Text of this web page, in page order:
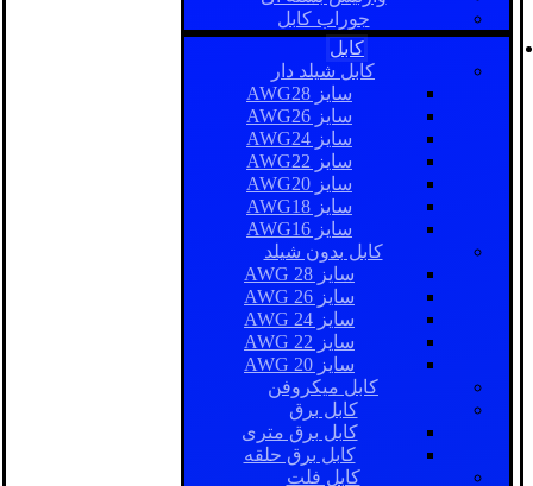
جوراب کابل
کابل
کابل شیلد دار
سایز AWG28
سایز AWG26
سایز AWG24
سایز AWG22
سایز AWG20
سایز AWG18
سایز AWG16
کابل بدون شیلد
سایز AWG 28
سایز AWG 26
سایز AWG 24
سایز AWG 22
سایز AWG 20
کابل میکروفن
کابل برق
کابل برق متری
کابل برق حلقه
کابل فلت